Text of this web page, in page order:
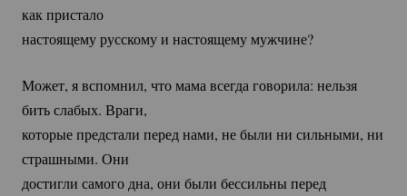
как пристало
настоящему русскому и настоящему мужчине?
Может, я вспомнил, что мама всегда говорила: нельзя
бить слабых. Враги,
которые предстали перед нами, не были ни сильными, ни
страшными. Они
достигли самого дна, они были бессильны перед